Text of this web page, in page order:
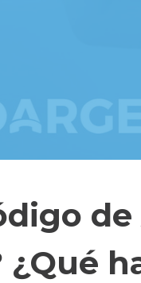
de
¿Qué